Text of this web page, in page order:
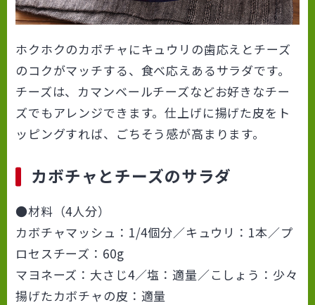
ホクホクのカボチャにキュウリの歯応えとチーズ
のコクがマッチする、食べ応えあるサラダです。
チーズは、カマンベールチーズなどお好きなチー
ズでもアレンジできます。仕上げに揚げた皮をト
ッピングすれば、ごちそう感が高まります。
カボチャとチーズのサラダ
●材料（4人分）
カボチャマッシュ：1/4個分／キュウリ：1本／プ
ロセスチーズ：60g
マヨネーズ：大さじ4／塩：適量／こしょう：少々
揚げたカボチャの皮：適量